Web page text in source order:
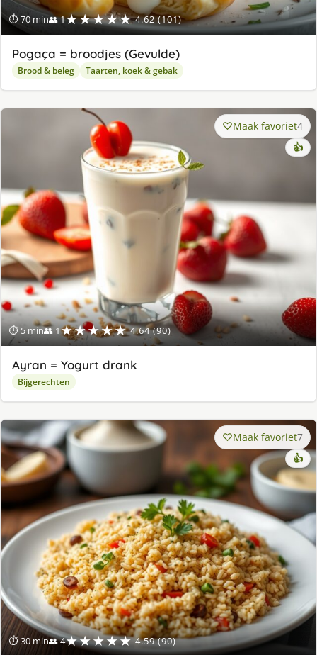
⏱ 70 min👥 1★★★★★ 4.62 (101)
Pogaça = broodjes (Gevulde)
Brood & beleg Taarten, koek & gebak
⏱ 5 min👥 1★★★★★ 4.64 (90)
Maak favoriet4
👍
Ayran = Yogurt drank
Bijgerechten
⏱ 30 min👥 4★★★★★ 4.59 (90)
Maak favoriet7
👍